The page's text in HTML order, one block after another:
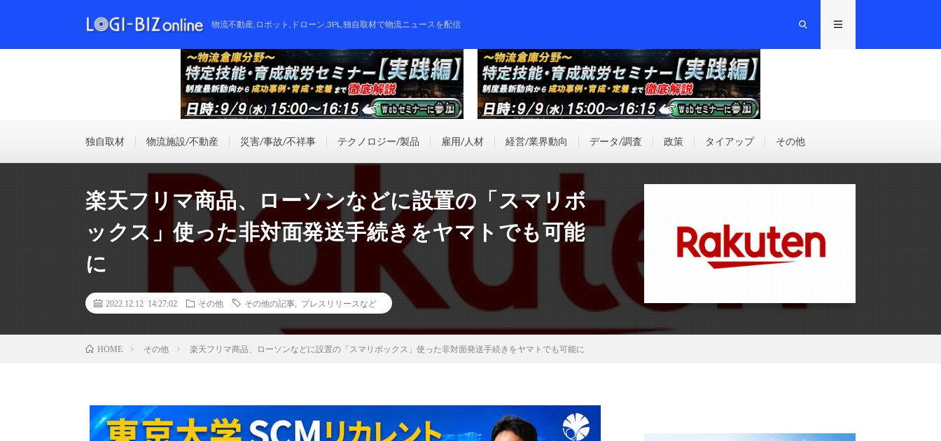
物流不動産,ロボット,ドローン,3PL,独自取材で物流ニュースを配信
独自取材 物流施設/不動産 災害/事故/不祥事 テクノロジー/製品 雇用/人材 経営/業界動向 データ/調査 政策 タイアップ その他
楽天フリマ商品、ローソンなどに設置の「スマリボ
ックス」使った非対面発送手続きをヤマトでも可能
に
2022.12.12 14:27:02 その他 その他の記事 プレスリリースなど
HOME その他 楽天フリマ商品、ローソンなどに設置の「スマリボックス」使った非対面発送手続きをヤマトでも可能に